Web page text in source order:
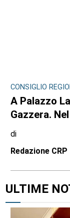
CONSIGLIO
A Palazzo
Gazzera.
di
Redazione CRP
ULTIME